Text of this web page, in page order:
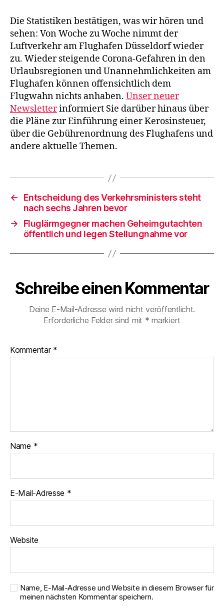
Die Statistiken bestätigen, was wir hören und
sehen: Von Woche zu Woche nimmt der
Luftverkehr am Flughafen Düsseldorf wieder
zu. Wieder steigende Corona-Gefahren in den
Urlaubsregionen und Unannehmlichkeiten am
Flughafen können offensichtlich dem
Flugwahn nichts anhaben. Unser neuer
Newsletterinformiert Sie darüber hinaus über
die Pläne zur Einführung einer Kerosinsteuer,
über die Gebührenordnung des Flughafens und
andere aktuelle Themen.
←
Entscheidung des Verkehrsministers steht
nach sechs Jahren bevor
→
Fluglärmgegner machen Geheimgutachten
öffentlich und legen Stellungnahme vor
Schreibe einen Kommentar
Deine E-Mail-Adresse wird nicht veröffentlicht.
Erforderliche Felder sind mit * markiert
Kommentar *
Name *
E-Mail-Adresse *
Website
Name, E-Mail-Adresse und Website in diesem Browser für
meinen nächsten Kommentar speichern.